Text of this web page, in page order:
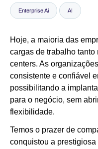
Enterprise Ai AI
Hoje, a maioria das
cargas de trabalho
centers. As
consistente e confiável
possibilitando a
para o negócio, sem
flexibilidade.
Temos o prazer de
conquistou a